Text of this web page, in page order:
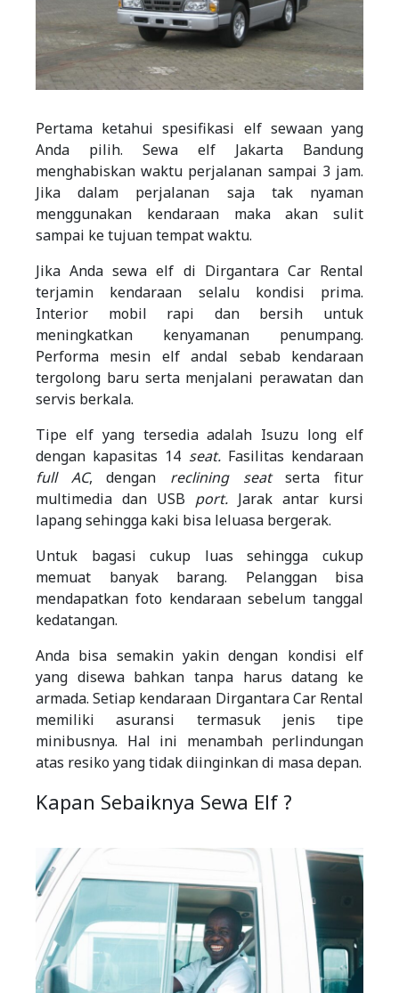
Pertama ketahui spesifikasi elf sewaan yang
Anda pilih. Sewa elf Jakarta Bandung
menghabiskan waktu perjalanan sampai 3 jam.
Jika dalam perjalanan saja tak nyaman
menggunakan kendaraan maka akan sulit
sampai ke tujuan tempat waktu.
Jika Anda sewa elf di Dirgantara Car Rental
terjamin kendaraan selalu kondisi prima.
Interior mobil rapi dan bersih untuk
meningkatkan kenyamanan penumpang.
Performa mesin elf andal sebab kendaraan
tergolong baru serta menjalani perawatan dan
servis berkala.
Tipe elf yang tersedia adalah Isuzu long elf
dengan kapasitas 14 seat. Fasilitas kendaraan
full AC, dengan reclining seatserta fitur
multimedia dan USB port. Jarak antar kursi
lapang sehingga kaki bisa leluasa bergerak.
Untuk bagasi cukup luas sehingga cukup
memuat banyak barang. Pelanggan bisa
mendapatkan foto kendaraan sebelum tanggal
kedatangan.
Anda bisa semakin yakin dengan kondisi elf
yang disewa bahkan tanpa harus datang ke
armada. Setiap kendaraan Dirgantara Car Rental
memiliki asuransi termasuk jenis tipe
minibusnya. Hal ini menambah perlindungan
atas resiko yang tidak diinginkan di masa depan.
Kapan Sebaiknya Sewa Elf ?